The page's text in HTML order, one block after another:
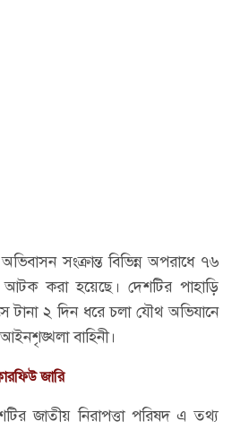
সংক্রান্ত বিভিন্ন অপরাধে ৭৬
করা হয়েছে। দেশটির পাহাড়ি
টানা ২ দিন ধরে চলা যৌথ অভিযানে
বাহিনী।
জারি
জাতীয় নিরাপত্তা পরিষদ এ তথ্য